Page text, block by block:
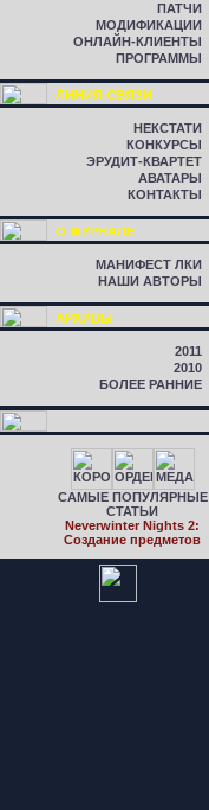
ПАТЧИ
МОДИФИКАЦИИ
ОНЛАЙН-КЛИЕНТЫ
ПРОГРАММЫ
ЛИНИЯ СВЯЗИ
НЕКСТАТИ
КОНКУРСЫ
ЭРУДИТ-КВАРТЕТ
АВАТАРЫ
КОНТАКТЫ
О ЖУРНАЛЕ
МАНИФЕСТ ЛКИ
НАШИ АВТОРЫ
АРХИВЫ
2011
2010
БОЛЕЕ РАННИЕ
САМЫЕ ПОПУЛЯРНЫЕ
СТАТЬИ
Neverwinter Nights 2:
Cоздание предметов